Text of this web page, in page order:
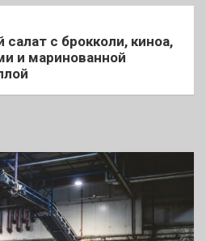
салат с брокколи, киноа,
и маринованной